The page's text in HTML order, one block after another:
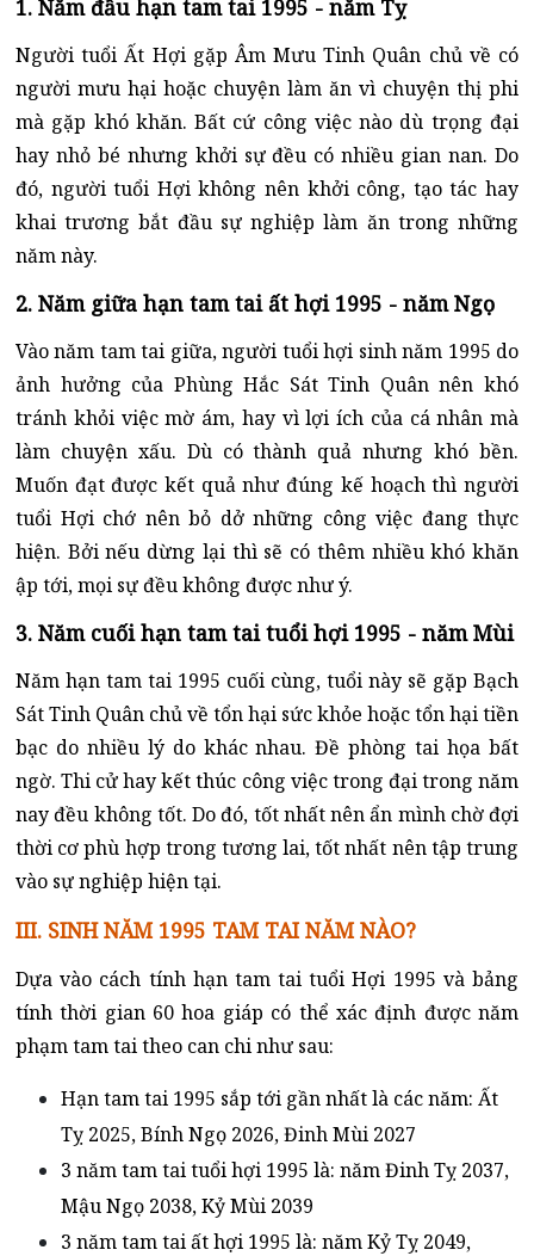
1. Năm đầu hạn tam tai 1995 - năm Tỵ
Người tuổi Ất Hợi gặp Âm Mưu Tinh Quân chủ về có
người mưu hại hoặc chuyện làm ăn vì chuyện thị phi
mà gặp khó khăn. Bất cứ công việc nào dù trọng đại
hay nhỏ bé nhưng khởi sự đều có nhiều gian nan. Do
đó, người tuổi Hợi không nên khởi công, tạo tác hay
khai trương bắt đầu sự nghiệp làm ăn trong những
năm này.
2. Năm giữa hạn tam tai ất hợi 1995 - năm Ngọ
Vào năm tam tai giữa, người tuổi hợi sinh năm 1995 do
ảnh hưởng của Phùng Hắc Sát Tinh Quân nên khó
tránh khỏi việc mờ ám, hay vì lợi ích của cá nhân mà
làm chuyện xấu. Dù có thành quả nhưng khó bền.
Muốn đạt được kết quả như đúng kế hoạch thì người
tuổi Hợi chớ nên bỏ dở những công việc đang thực
hiện. Bởi nếu dừng lại thì sẽ có thêm nhiều khó khăn
ập tới, mọi sự đều không được như ý.
3. Năm cuối hạn tam tai tuổi hợi 1995 - năm Mùi
Năm hạn tam tai 1995 cuối cùng, tuổi này sẽ gặp Bạch
Sát Tinh Quân chủ về tổn hại sức khỏe hoặc tổn hại tiền
bạc do nhiều lý do khác nhau. Đề phòng tai họa bất
ngờ. Thi cử hay kết thúc công việc trong đại trong năm
nay đều không tốt. Do đó, tốt nhất nên ẩn mình chờ đợi
thời cơ phù hợp trong tương lai, tốt nhất nên tập trung
vào sự nghiệp hiện tại.
III. SINH NĂM 1995 TAM TAI NĂM NÀO?
Dựa vào cách tính hạn tam tai tuổi Hợi 1995 và bảng
tính thời gian 60 hoa giáp có thể xác định được năm
phạm tam tai theo can chi như sau:
Hạn tam tai 1995 sắp tới gần nhất là các năm: Ất
Tỵ 2025, Bính Ngọ 2026, Đinh Mùi 2027
3 năm tam tai tuổi hợi 1995 là: năm Đinh Tỵ 2037,
Mậu Ngọ 2038, Kỷ Mùi 2039
3 năm tam tai ất hợi 1995 là: năm Kỷ Tỵ 2049,